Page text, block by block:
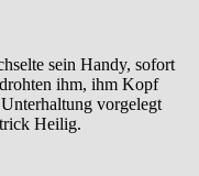
sein Handy, sofort
ihm, ihm Kopf
vorgelegt
Heilig.